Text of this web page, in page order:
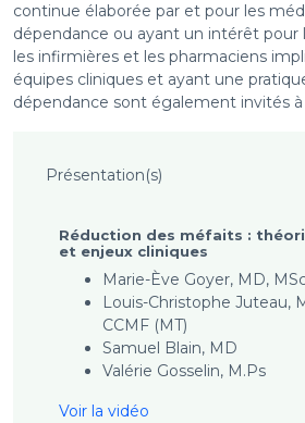
continue élaborée par et pour les
dépendance ou ayant un intérêt pour
les infirmières et les pharmaciens
équipes cliniques et ayant une
dépendance sont également invités à
Présentation(s)
Réduction des méfaits :
et enjeux cliniques
Marie-Ève Goyer, MD,
Louis-Christophe Juteau,
CCMF (MT)
Samuel Blain, MD
Valérie Gosselin, M.Ps
Voir la vidéo